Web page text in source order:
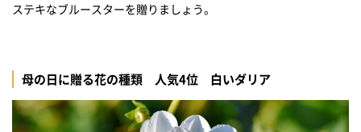
ステキなブルースターを贈りましょう。
母の日に贈る花の種類 人気4位 白いダリア